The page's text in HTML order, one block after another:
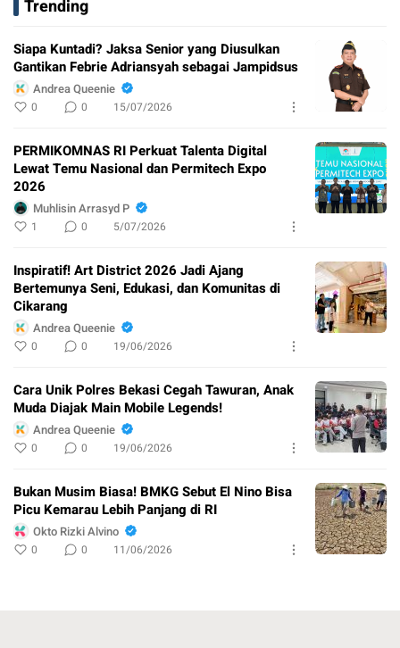
Trending
Siapa Kuntadi? Jaksa Senior yang Diusulkan
Gantikan Febrie Adriansyah sebagai Jampidsus
Andrea Queenie
0 0 15/07/2026
PERMIKOMNAS RI Perkuat Talenta Digital
Lewat Temu Nasional dan Permitech Expo
2026
Muhlisin Arrasyd P
1 0 5/07/2026
Inspiratif! Art District 2026 Jadi Ajang
Bertemunya Seni, Edukasi, dan Komunitas di
Cikarang
Andrea Queenie
0 0 19/06/2026
Cara Unik Polres Bekasi Cegah Tawuran, Anak
Muda Diajak Main Mobile Legends!
Andrea Queenie
0 0 19/06/2026
Bukan Musim Biasa! BMKG Sebut El Nino Bisa
Picu Kemarau Lebih Panjang di RI
Okto Rizki Alvino
0 0 11/06/2026